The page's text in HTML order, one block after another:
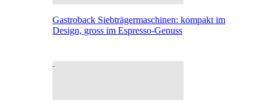
Gastroback Siebträgermaschinen: kompakt im
Design, gross im Espresso-Genuss